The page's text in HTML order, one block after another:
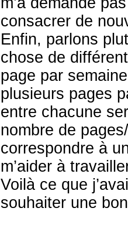
consacrer de
Enfin, parlons
chose de
page par
plusieurs pages
entre chacune
nombre de
correspondre à
m’aider à
Voilà ce que
souhaiter une